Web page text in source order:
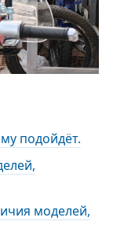
подойдёт.
моделей,